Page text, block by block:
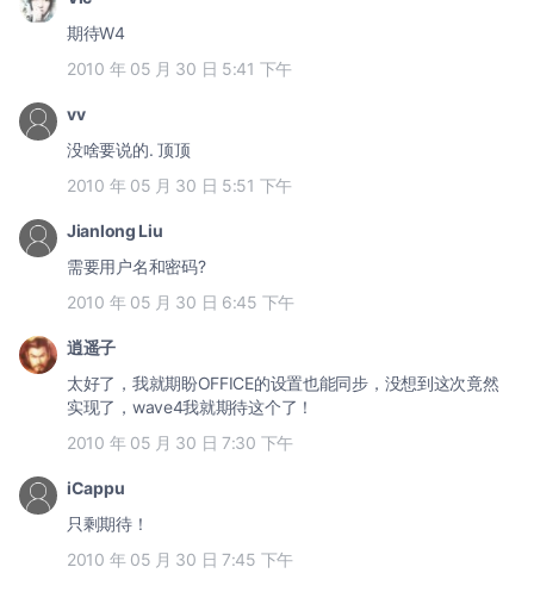
期待W4
2010 年 05 月 30 日 5:41 下午
vv
没啥要说的. 顶顶
2010 年 05 月 30 日 5:51 下午
Jianlong Liu
需要用户名和密码?
2010 年 05 月 30 日 6:45 下午
逍遥子
太好了，我就期盼OFFICE的设置也能同步，没想到这次竟然
实现了，wave4我就期待这个了！
2010 年 05 月 30 日 7:30 下午
iCappu
只剩期待！
2010 年 05 月 30 日 7:45 下午